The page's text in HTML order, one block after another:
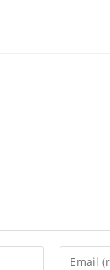
Enter